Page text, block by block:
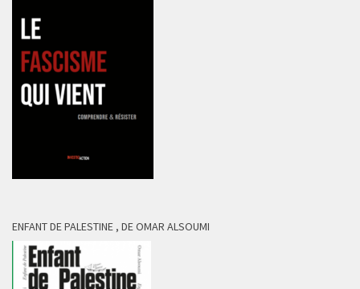
ENFANT DE PALESTINE , DE OMAR ALSOUMI